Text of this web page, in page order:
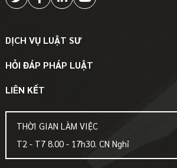
DỊCH VỤ LUẬT SƯ
HỎI ĐÁP PHÁP LUẬT
LIÊN KẾT
THỜI GIAN LÀM VIỆC
T2 - T7 8.00 - 17h30. CN Nghỉ